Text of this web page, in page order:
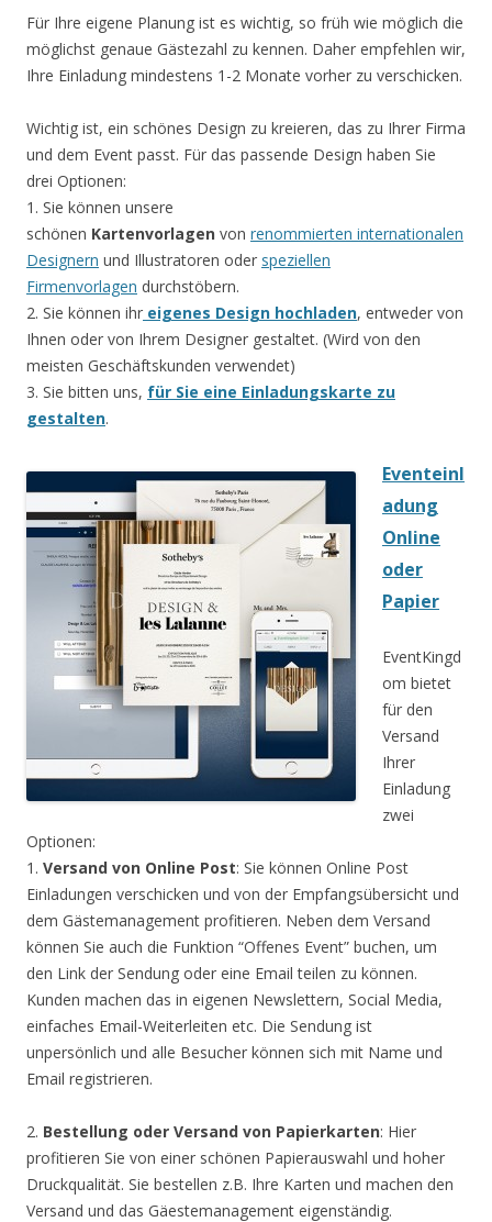
Für Ihre eigene Planung ist es wichtig, so früh wie möglich die
möglichst genaue Gästezahl zu kennen. Daher empfehlen wir,
Ihre Einladung mindestens 1-2 Monate vorher zu verschicken.
Wichtig ist, ein schönes Design zu kreieren, das zu Ihrer Firma
und dem Event passt. Für das passende Design haben Sie
drei Optionen:
1. Sie können unsere
schönen Kartenvorlagen von renommierten internationalen
Designern und Illustratoren oder speziellen
Firmenvorlagen durchstöbern.
2. Sie können ihr eigenes Design hochladen, entweder von
Ihnen oder von Ihrem Designer gestaltet. (Wird von den
meisten Geschäftskunden verwendet)
3. Sie bitten uns, für Sie eine Einladungskarte zu
gestalten.
Eventeinl
adung
Online
oder
Papier
EventKingd
om bietet
für den
Versand
Ihrer
Einladung
zwei
Optionen:
1. Versand von Online Post: Sie können Online Post
Einladungen verschicken und von der Empfangsübersicht und
dem Gästemanagement profitieren. Neben dem Versand
können Sie auch die Funktion “Offenes Event” buchen, um
den Link der Sendung oder eine Email teilen zu können.
Kunden machen das in eigenen Newslettern, Social Media,
einfaches Email-Weiterleiten etc. Die Sendung ist
unpersönlich und alle Besucher können sich mit Name und
Email registrieren.
2. Bestellung oder Versand von Papierkarten: Hier
profitieren Sie von einer schönen Papierauswahl und hoher
Druckqualität. Sie bestellen z.B. Ihre Karten und machen den
Versand und das Gäestemanagement eigenständig.